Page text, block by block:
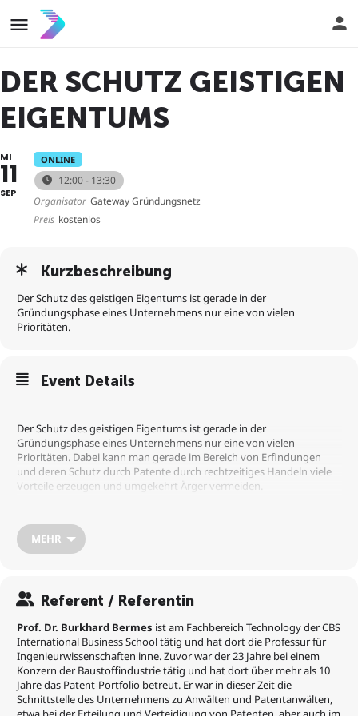
DER SCHUTZ GEISTIGEN
EIGENTUMS
MI
11
SEP
ONLINE
12:00 - 13:30
Organisator Gateway Gründungsnetz
Preis kostenlos
Kurzbeschreibung
Der Schutz des geistigen Eigentums ist gerade in der
Gründungsphase eines Unternehmens nur eine von vielen
Prioritäten.
Event Details
Der Schutz des geistigen Eigentums ist gerade in der
Gründungsphase eines Unternehmens nur eine von vielen
Prioritäten. Dabei kann man gerade im Bereich von Erfindungen
und deren Schutz durch Patente durch rechtzeitiges Handeln viele
Vorteile erzeugen und umgekehrt Ärger vermeiden.
Eine zündende, innovative Idee ist oftmals der Startpunkt für ein
neues Produkt oder Geschäftsmodell. Doch wie lässt sich eine solche
Wir schauen auf Beispiele, wie man Patente als Marketing-
Instrumente nutzen kann, und wie man durch systematische
Beobachtung auch aus Wettbewerbspatenten wertvolle
Informationen zu einem frühen Zeitpunkt gewinnen kann. Was
macht ein Patent aus, wie liest man es und gewinnt man schnell eine
Idee des Schutzumfangs? Wie suche ich nach Patenten? Was
erledige ich selber, wann hole ich mir lieber professionelle Hilfe, zum
MEHR
Referent / Referentin
Prof. Dr. Burkhard Bermes ist am Fachbereich Technology der CBS
International Business School tätig und hat dort die Professur für
Ingenieurwissenschaften inne. Zuvor war der 23 Jahre bei einem
Konzern der Baustoffindustrie tätig und hat dort über mehr als 10
Jahre das Patent-Portfolio betreut. Er war in dieser Zeit die
Schnittstelle des Unternehmens zu Anwälten und Patentanwälten,